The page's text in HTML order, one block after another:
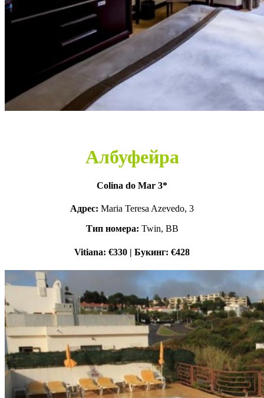
Албуфейра
Colina do Mar 3*
Адрес: Maria Teresa Azevedo, 3
Тип номера: Twin, BB
Vitiana: €330 | Букинг: €428